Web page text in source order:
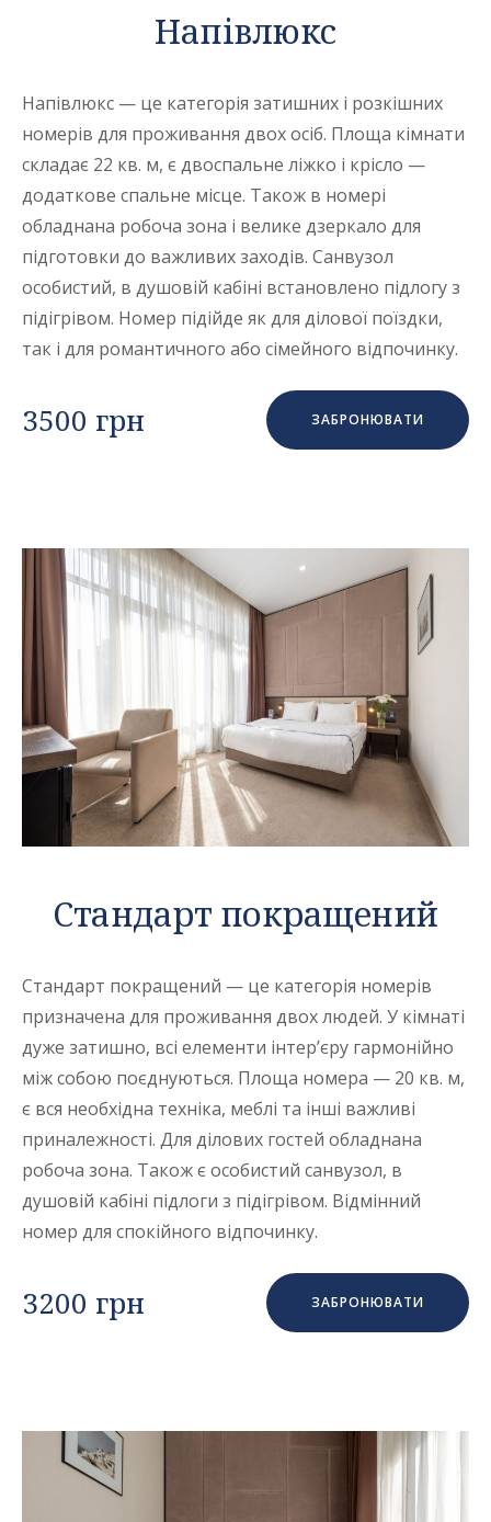
Напівлюкс
Напівлюкс — це категорія затишних і розкішних
номерів для проживання двох осіб. Площа кімнати
складає 22 кв. м, є двоспальне ліжко і крісло —
додаткове спальне місце. Також в номері
обладнана робоча зона і велике дзеркало для
підготовки до важливих заходів. Санвузол
особистий, в душовій кабіні встановлено підлогу з
підігрівом. Номер підійде як для ділової поїздки,
так і для романтичного або сімейного відпочинку.
3500 грн ЗАБРОНЮВАТИ
Стандарт покращений
Стандарт покращений — це категорія номерів
призначена для проживання двох людей. У кімнаті
дуже затишно, всі елементи інтер’єру гармонійно
між собою поєднуються. Площа номера — 20 кв. м,
є вся необхідна техніка, меблі та інші важливі
приналежності. Для ділових гостей обладнана
робоча зона. Також є особистий санвузол, в
душовій кабіні підлоги з підігрівом. Відмінний
номер для спокійного відпочинку.
3200 грн ЗАБРОНЮВАТИ